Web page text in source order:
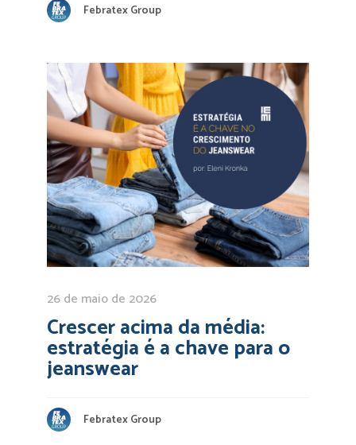
Febratex Group
26 de maio de 2026
Crescer acima da média:
estratégia é a chave para o
jeanswear
Febratex Group